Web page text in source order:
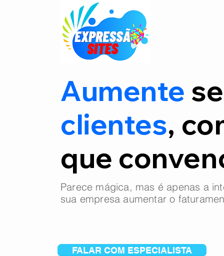
Aumente
clientes,
que
Parece mágica, mas é apenas a
sua empresa aumentar o
FALAR COM ESPECIALISTA